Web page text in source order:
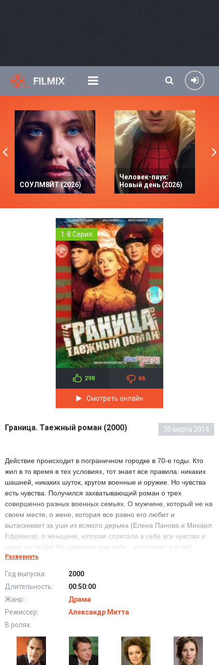
СОУЛМ8ЙТ (2026)
Человек-паук:
Новый день (2026)
1-8 Серия
298 66
Смотреть онлайн
Граница. Таежный роман (2000) 30 марта 2014
Действие происходит в пограничном городке в 70-е годы. Кто
жил в то время в тех условиях, тот знает все правила: никаких
шашней, никаких шуток, кругом военные и оружие. Но чувства
есть чувства. Получился захватывающий роман о трех
совершенно разных военных семьях. О мужчине, который не на
своем месте, о жене, которая все равно его любит и
вытаскивает за уши из всякого дерьма (Елена Панова и Михаил
Ефремов), о женщине, которая спрятала в себе все чувства и
мужа не любит. Но однажды она себя... отпускает, и в ней
происходят перемены! (Рената Литвинова).
Развернуть
Год выпуска:
2000
Длительность:
00:50:00
Жанр:
Драма
Режиссер:
Александр Митта
В ролях: